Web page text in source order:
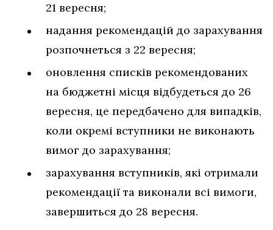
21 вересня;
надання рекомендацій до зарахування
розпочнеться з 22 вересня;
оновлення списків рекомендованих
на бюджетні місця відбудеться до 26
вересня, це передбачено для випадків,
коли окремі вступники не виконають
вимог до зарахування;
зарахування вступників, які отримали
рекомендації та виконали всі вимоги,
завершиться до 28 вересня.